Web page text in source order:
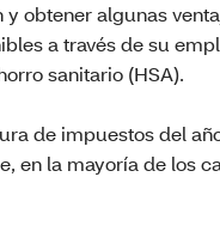
obtener algunas
a través de su
sanitario (HSA).
de impuestos del
en la mayoría de los